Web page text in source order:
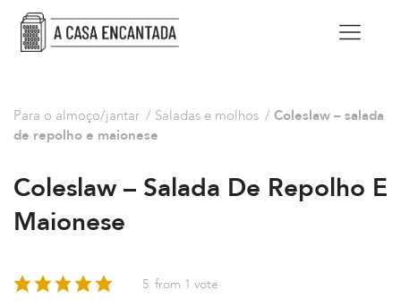
Para o almoço/jantar / Saladas e molhos / Coleslaw – salada
de repolho e maionese
Coleslaw – Salada De Repolho E
Maionese
5 from 1 vote